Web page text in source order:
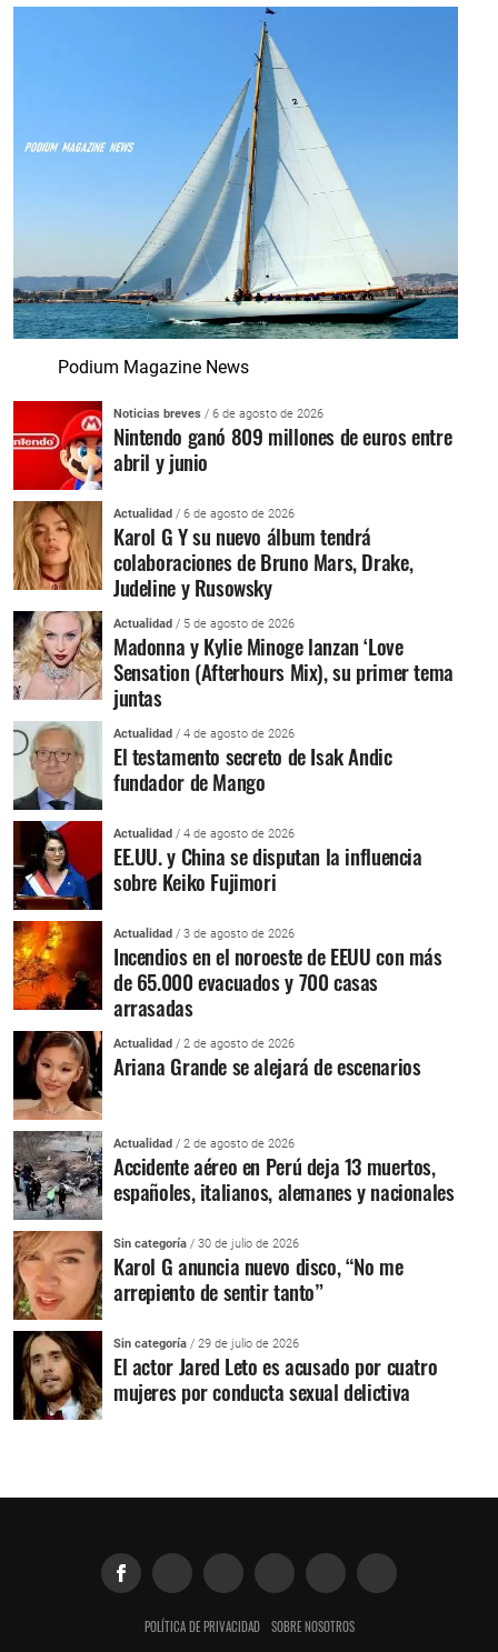
Podium Magazine News
Noticias breves / 6 de agosto de 2026
Nintendo ganó 809 millones de euros entre
abril y junio
Actualidad / 6 de agosto de 2026
Karol G Y su nuevo álbum tendrá
colaboraciones de Bruno Mars, Drake,
Judeline y Rusowsky
Actualidad / 5 de agosto de 2026
Madonna y Kylie Minoge lanzan ‘Love
Sensation (Afterhours Mix), su primer tema
juntas
Actualidad / 4 de agosto de 2026
El testamento secreto de Isak Andic
fundador de Mango
Actualidad / 4 de agosto de 2026
EE.UU. y China se disputan la influencia
sobre Keiko Fujimori
Actualidad / 3 de agosto de 2026
Incendios en el noroeste de EEUU con más
de 65.000 evacuados y 700 casas
arrasadas
Actualidad / 2 de agosto de 2026
Ariana Grande se alejará de escenarios
Actualidad / 2 de agosto de 2026
Accidente aéreo en Perú deja 13 muertos,
españoles, italianos, alemanes y nacionales
Sin categoría / 30 de julio de 2026
Karol G anuncia nuevo disco, “No me
arrepiento de sentir tanto”
Sin categoría / 29 de julio de 2026
El actor Jared Leto es acusado por cuatro
mujeres por conducta sexual delictiva
POLÍTICA DE PRIVACIDAD SOBRE NOSOTROS